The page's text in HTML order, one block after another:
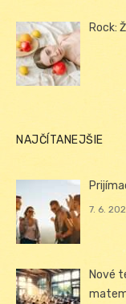
Rock:
NAJČÍTANEJŠIE
7. 6.
Nové